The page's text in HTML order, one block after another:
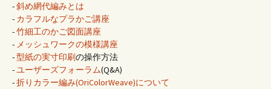
-斜め網代編みとは
- カラフルなプラかご講座
-竹細工のかご図面講座
- メッシュワークの模様講座
-型紙の実寸印刷の操作方法
-ユーザーズフォーラム(Q&A)
-折りカラー編み(OriColorWeave)について